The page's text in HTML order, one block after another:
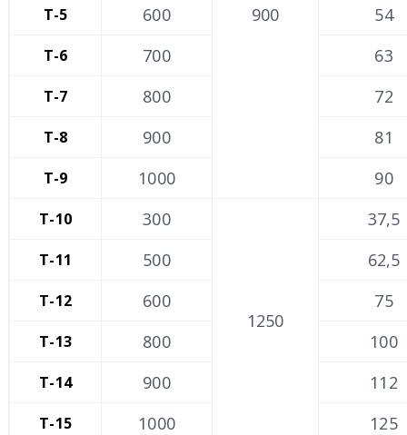
900
Т-5 600 54
Т-6 700 63
Т-7 800 72
Т-8 900 81
Т-9 1000 90
Т-10 300
1250
37,5
Т-11 500 62,5
Т-12 600 75
Т-13 800 100
Т-14 900 112
Т-15 1000 125